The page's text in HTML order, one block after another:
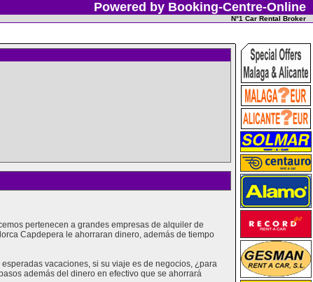
Powered by Booking-Centre-Online
N°1 Car Rental Broker
pertenecen a grandes empresas de alquiler de
Capdepera le ahorraran dinero, además de tiempo
vacaciones, si su viaje es de negocios, ¿para
además del dinero en efectivo que se ahorrará